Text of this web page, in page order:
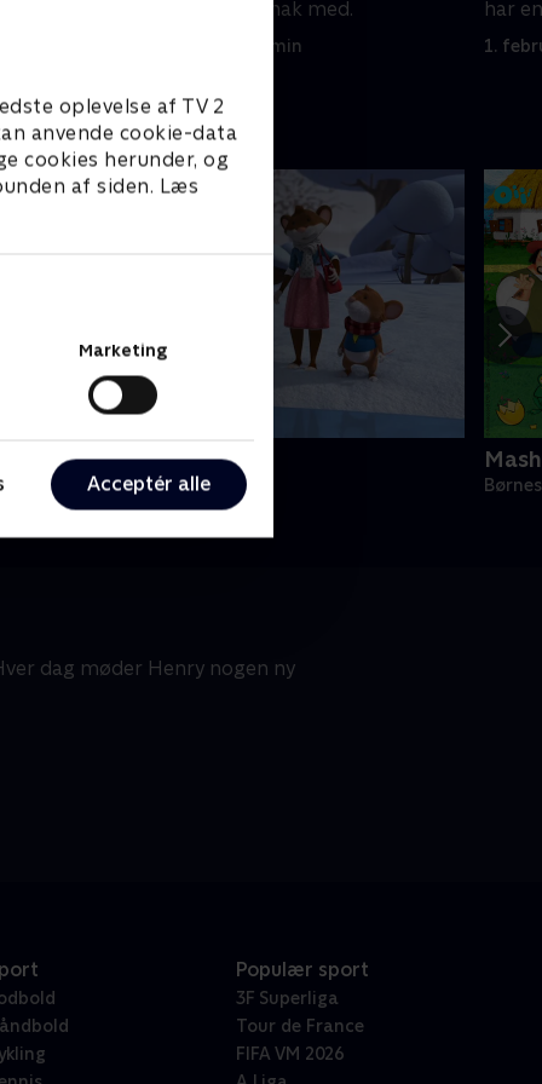
oplevelse af TV 2
anvende cookie-data
cookies herunder, og
af siden. Læs
Marketing
Acceptér alle
har en hyggelig snak med.
1. februar 2025 • 5 min
har
1.
Musen Tip
• 1 sæsoner
dag møder Henry nogen ny
Populær sport
3F Superliga
Tour de France
FIFA VM 2026